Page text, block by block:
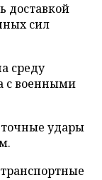
доставкой
сил
среду
с военными
точные удары
транспортные